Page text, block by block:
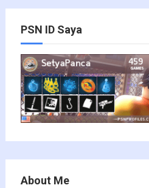
PSN ID Saya
About Me